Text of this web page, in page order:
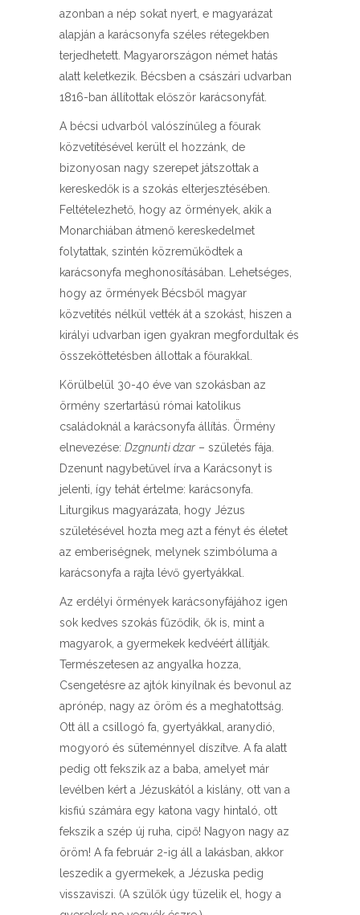
azonban a nép sokat nyert, e magyarázat
alapján a karácsonyfa széles rétegekben
terjedhetett. Magyarországon német hatás
alatt keletkezik. Bécsben a császári udvarban
1816-ban állítottak először karácsonyfát.
A bécsi udvarból valószínűleg a főurak
közvetítésével került el hozzánk, de
bizonyosan nagy szerepet játszottak a
kereskedők is a szokás elterjesztésében.
Feltételezhető, hogy az örmények, akik a
Monarchiában átmenő kereskedelmet
folytattak, szintén közreműködtek a
karácsonyfa meghonosításában. Lehetséges,
hogy az örmények Bécsből magyar
közvetítés nélkül vették át a szokást, hiszen a
királyi udvarban igen gyakran megfordultak és
összeköttetésben állottak a főurakkal.
Körülbelül 30-40 éve van szokásban az
örmény szertartású római katolikus
családoknál a karácsonyfa állítás. Örmény
elnevezése: Dzgnunti dzar – születés fája.
Dzenunt nagybetűvel írva a Karácsonyt is
jelenti, így tehát értelme: karácsonyfa.
Liturgikus magyarázata, hogy Jézus
születésével hozta meg azt a fényt és életet
az emberiségnek, melynek szimbóluma a
karácsonyfa a rajta lévő gyertyákkal.
Az erdélyi örmények karácsonyfájához igen
sok kedves szokás fűződik, ők is, mint a
magyarok, a gyermekek kedvéért állítják.
Természetesen az angyalka hozza,
Csengetésre az ajtók kinyílnak és bevonul az
aprónép, nagy az öröm és a meghatottság.
Ott áll a csillogó fa, gyertyákkal, aranydió,
mogyoró és süteménnyel díszítve. A fa alatt
pedig ott fekszik az a baba, amelyet már
levélben kért a Jézuskától a kislány, ott van a
kisfiú számára egy katona vagy hintaló, ott
fekszik a szép új ruha, cipő! Nagyon nagy az
öröm! A fa február 2-ig áll a lakásban, akkor
leszedik a gyermekek, a Jézuska pedig
visszaviszi. (A szülők úgy tüzelik el, hogy a